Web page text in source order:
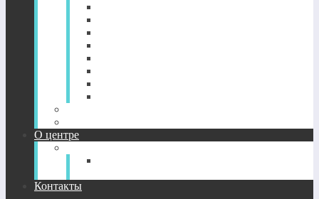
О центре
Контакты